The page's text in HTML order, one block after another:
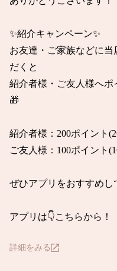
✨紹介キャンペーン✨
お友達・ご家族などに
だくと
紹介者様・ご友人様へ
🎁
紹介者様：200ポイント
ご友人様：100ポイント
ぜひアプリをおすすめし
アプリは👇こちらから！
詳細をみる